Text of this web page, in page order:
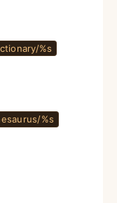
%s
%s